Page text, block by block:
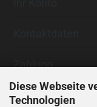
Diese Webseite
Technologien
Zahlung